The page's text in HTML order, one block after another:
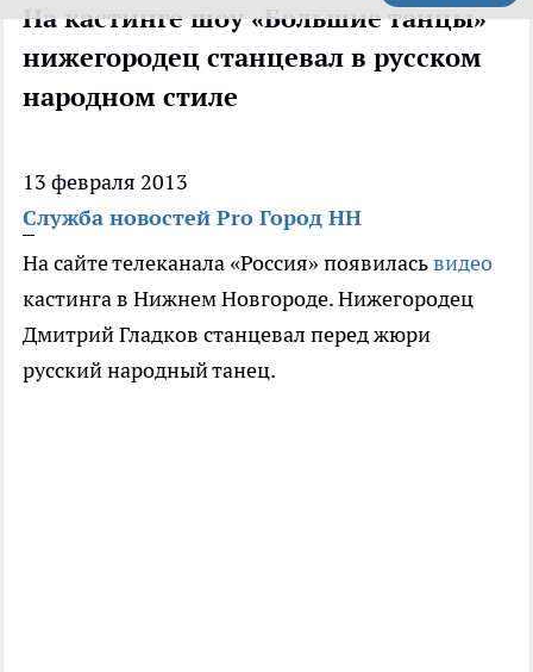
На кастинге шоу «Большие танцы»
нижегородец станцевал в русском
народном стиле
13 февраля 2013
Служба новостей Pro Город НН
На сайте телеканала «Россия» появиласьвидео
кастинга в Нижнем Новгороде. Нижегородец
Дмитрий Гладков станцевал перед жюри
русский народный танец.